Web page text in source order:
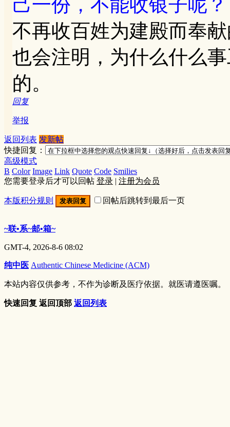
己一份，不能收银子呢？
不再收百姓为建殿而奉
也会注明，为什么什么
的。
回复
举报
返回列表 发新帖
快捷回复：
高级模式
B Color Image Link Quote Code Smilies
您需要登录后才可以回帖 登录 | 注册为会员
本版积分规则 发表回复 回帖后跳转到最后一页
~联•系~邮•箱~
GMT-4, 2026-8-6 08:02
纯中医 Authentic Chinese Medicine (ACM)
本站内容仅供参考，不作为诊断及医疗依据。就医请遵医嘱。
快速回复 返回顶部 返回列表